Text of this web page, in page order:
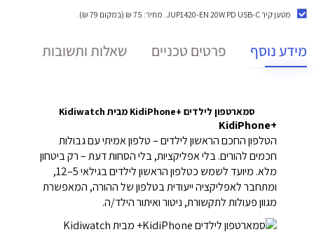
מטען קיר JUP1420-EN 20W PD USB-C
. מחיר: 75 ₪ (במקום 79 ₪).
מידע נוסף פרטים טכניים שאלות ותשובות
סמארטפון לילדים +KidiPhone מבית Kidiwatch
+KidiPhone
הטלפון החכם הראשון לילדים – טלפון אמיתי עם גבולות
חכמים להורים.בלי אפליקציות, בלי הסחות דעת – רק ביטחון
מלא.
מיועד לשמש כטלפון הראשון לילדים בגילאי 5–12,
ומתחבר לאפליקציה ייעודית בטלפון של ההורה, המאפשרת
מגוון פעולות לתקשורת, ניטור ואיתור הילד/ה.